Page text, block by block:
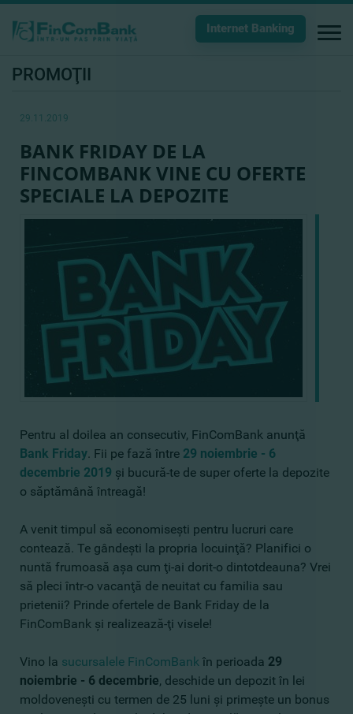
Internet Banking
PROMOŢII
29.11.2019
BANK FRIDAY DE LA
FINCOMBANK VINE CU OFERTE
SPECIALE LA DEPOZITE
Pentru al doilea an consecutiv, FinComBank anunţă
Bank Friday. Fii pe fază între 29 noiembrie - 6
decembrie 2019 şi bucură-te de super oferte la depozite
o săptămână întreagă!
A venit timpul să economiseşti pentru lucruri care
contează. Te gândeşti la propria locuinţă? Planifici o
nuntă frumoasă aşa cum ţi-ai dorit-o dintotdeauna? Vrei
să pleci într-o vacanţă de neuitat cu familia sau
prietenii? Prinde ofertele de Bank Friday de la
FinComBank şi realizează-ţi visele!
Vino la sucursalele FinComBank în perioada 29
noiembrie - 6 decembrie, deschide un depozit în lei
moldoveneşti cu termen de 25 luni şi primeşte un bonus